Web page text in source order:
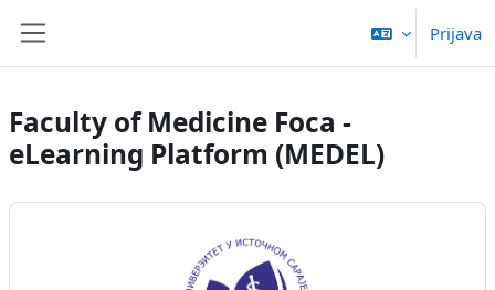
Prijava
Faculty of Medicine Foca -
eLearning Platform (MEDEL)